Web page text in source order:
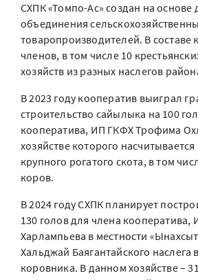
СХПК «Томпо-Ас» создан на основе
объединения
товаропроизводителей. В составе
членов, в том числе 10
хозяйств из разных наслегов
В 2023 году кооператив выиграл
строительство сайылыка на 100
кооператива, ИП ГКФХ Трофима
хозяйстве которого насчитывается
крупного рогатого скота, в том
коров.
В 2024 году СХПК планирует
130 голов для члена кооператива,
Харлампьева в местности
Хальджай Баягантайского наслега
коровника. В данном хозяйстве –